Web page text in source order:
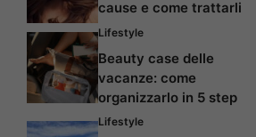
cause e come trattarli
Lifestyle
Beauty case delle
vacanze: come
organizzarlo in 5 step
Lifestyle